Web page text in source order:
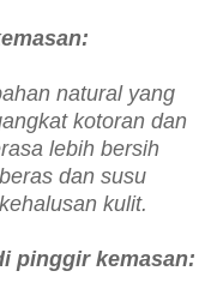
natural yang
kotoran dan
lebih bersih
dan susu
kulit.
pinggir kemasan: